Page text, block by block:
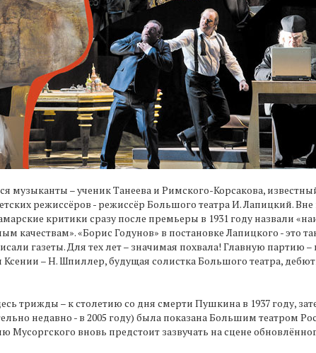
музыканты – ученик Танеева и Римского-Корсакова,
режиссёров - режиссёр Большого театра И. Лапицкий.
критики сразу после премьеры в 1931 году назвали
качествам». «Борис Годунов» в постановке Лапицкого - это
газеты. Для тех лет – значимая похвала! Главную партию –
– Н. Шпиллер, будущая солистка Большого театра,
трижды – к столетию со дня смерти Пушкина в 1937 году,
недавно - в 2005 году) была показана Большим театром
вновь предстоит зазвучать на сцене